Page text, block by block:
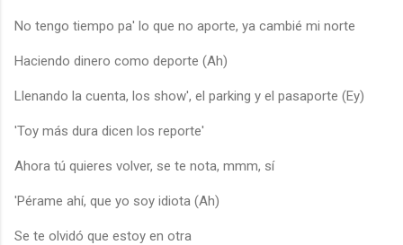
No tengo tiempo pa' lo que no aporte, ya cambié mi norte
Haciendo dinero como deporte (Ah)
Llenando la cuenta, los show', el parking y el pasaporte (Ey)
'Toy más dura dicen los reporte'
Ahora tú quieres volver, se te nota, mmm, sí
'Pérame ahí, que yo soy idiota (Ah)
Se te olvidó que estoy en otra